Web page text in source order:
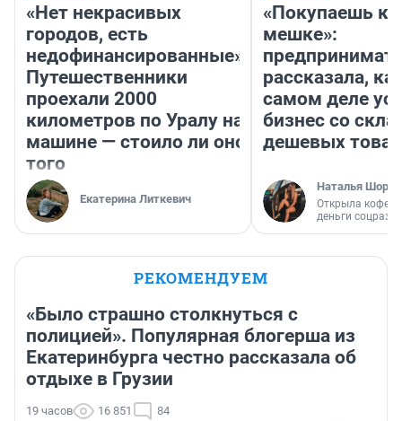
«Нет некрасивых
городов, есть
недофинансированные».
Путешественники
проехали 2000
километров по Уралу на
машине — стоило ли оно
того
Екатерина Литкевич
«Покупаешь
мешке»:
рассказала,
самом деле
бизнес со
дешевых
Наталья
Открыла
деньги
РЕКОМЕНДУЕМ
«Было страшно столкнуться с
полицией». Популярная блогерша из
Екатеринбурга честно рассказала об
отдыхе в Грузии
19 часов 16 851 84